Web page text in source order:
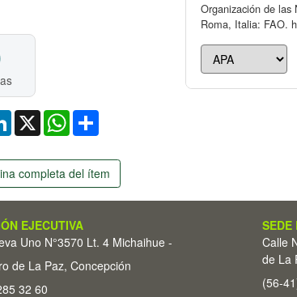
LinkedIn
X WhatsApp
completa del ítem
Organización de las
Roma, Italia: FAO.
EJECUTIVA
Uno N°3570 Lt. 4 Michaihue -
de La Paz, Concepción
32 60
SEDE
Calle
de La
(56-